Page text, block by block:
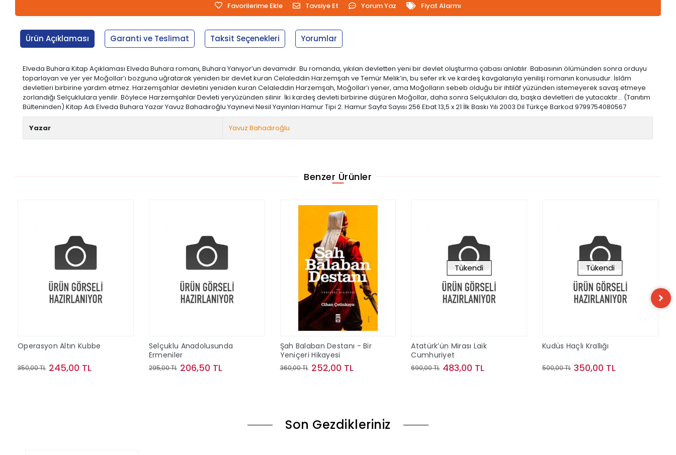
Favorilerime Ekle Tavsiye Et Yorum Yaz Fiyat Alarmı
Ürün Açıklaması Garanti ve Teslimat Taksit Seçenekleri Yorumlar
Elveda Buhara Kitap Açıklaması Elveda Buhara romanı, Buhara Yanıyor’un devamıdır. Bu romanda, yıkılan devletten yeni bir devlet oluşturma çabası anlatılır. Babasının ölümünden sonra orduyu
toparlayan ve yer yer Moğollar’ı bozguna uğratarak yeniden bir devlet kuran Celaleddin Harzemşah ve Temür Melik’in, bu sefer ırk ve kardeş kavgalarıyla yenilişi romanın konusudur. İslâm
devletleri birbirine yardım etmez. Harzemşahlar devletini yeniden kuran Celaleddin Harzemşah, Moğollar’ı yener, ama Moğolların sebeb olduğu bir ihtilâf yüzünden istemeyerek savaş etmeye
zorlandığı Selçuklulara yenilir. Böylece Harzemşahlar Devleti yeryüzünden silinir. İki kardeş devleti birbirine düşüren Moğollar, daha sonra Selçukluları da, başka devletleri de yutacaktır... (Tanıtım
Bülteninden) Kitap Adı Elveda Buhara Yazar Yavuz Bahadıroğlu Yayınevi Nesil Yayınları Hamur Tipi 2. Hamur Sayfa Sayısı 256 Ebat 13,5 x 21 İlk Baskı Yılı 2003 Dil Türkçe Barkod 9799754080567
Yazar Yavuz Bahadıroğlu
Benzer Ürünler
Operasyon Altın Kubbe
350,00 TL 245,00 TL
Selçuklu Anadolusunda
Ermeniler
295,00 TL 206,50 TL
Şah Balaban Destanı - Bir
Yeniçeri Hikayesi
360,00 TL 252,00 TL
Tükendi
Atatürk’ün Mirası Laik
Cumhuriyet
690,00 TL 483,00 TL
Tükendi
Kudüs Haçlı Krallığı
500,00 TL 350,00 TL
Son Gezdikleriniz